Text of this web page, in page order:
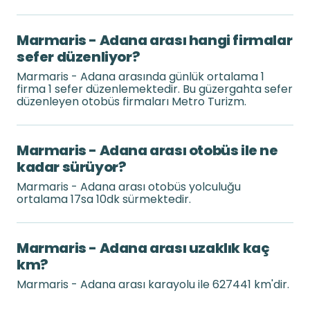
Marmaris - Adana arası hangi firmalar
sefer düzenliyor?
Marmaris - Adana arasında günlük ortalama 1
firma 1 sefer düzenlemektedir. Bu güzergahta sefer
düzenleyen otobüs firmaları Metro Turizm.
Marmaris - Adana arası otobüs ile ne
kadar sürüyor?
Marmaris - Adana arası otobüs yolculuğu
ortalama 17sa 10dk sürmektedir.
Marmaris - Adana arası uzaklık kaç
km?
Marmaris - Adana arası karayolu ile 627441 km'dir.